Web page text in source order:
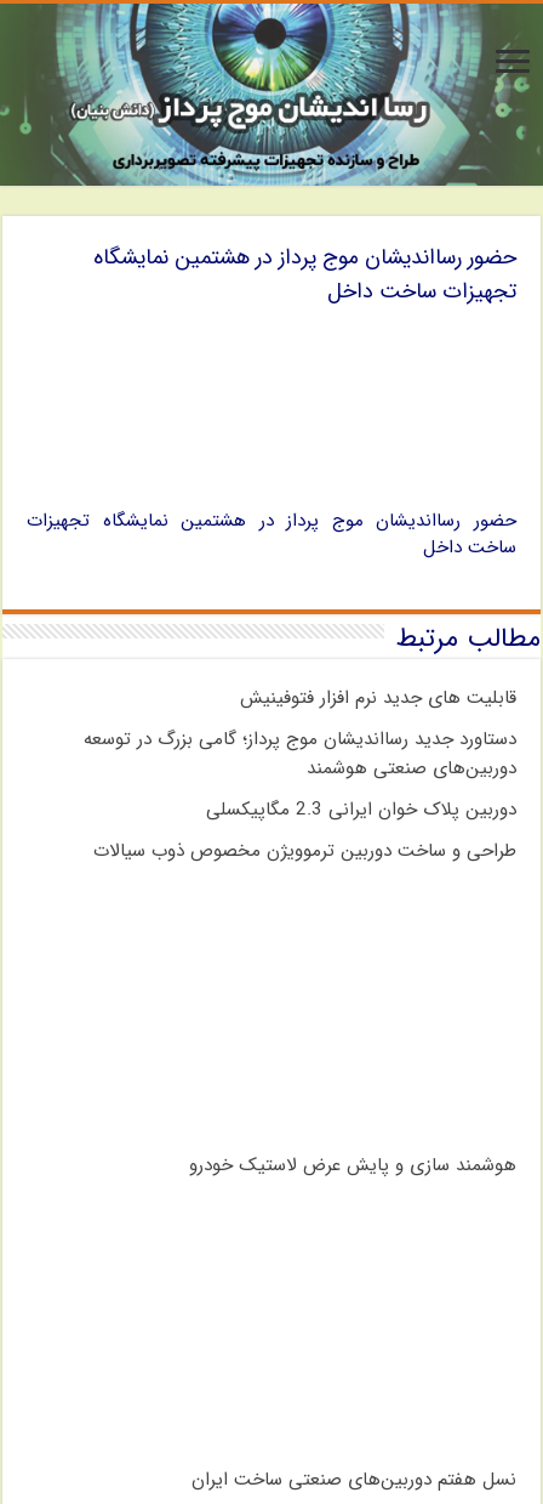
حضور رسااندیشان موج پرداز در هشتمین نمایشگاه
تجهیزات ساخت داخل
حضور رسااندیشان موج پرداز در هشتمین نمایشگاه تجهیزات
ساخت داخل
مطالب مرتبط
قابلیت های جدید نرم افزار فتوفینیش
دستاورد جدید رسااندیشان موج پرداز؛ گامی بزرگ در توسعه
دوربین‌های صنعتی هوشمند
دوربین پلاک خوان ایرانی 2.3 مگاپیکسلی
طراحی و ساخت دوربین ترموویژن مخصوص ذوب سیالات
هوشمند سازی و پایش عرض لاستیک خودرو
نسل هفتم دوربین‌های صنعتی ساخت ایران